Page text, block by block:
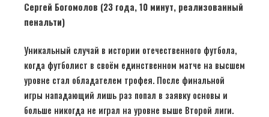
Сергей Богомолов (23 года, 10 минут, реализованный
пенальти)
Уникальный случай в истории отечественного футбола,
когда футболист в своём единственном матче на высшем
уровне стал обладателем трофея. После финальной
игры нападающий лишь раз попал в заявку основы и
больше никогда не играл на уровне выше Второй лиги.